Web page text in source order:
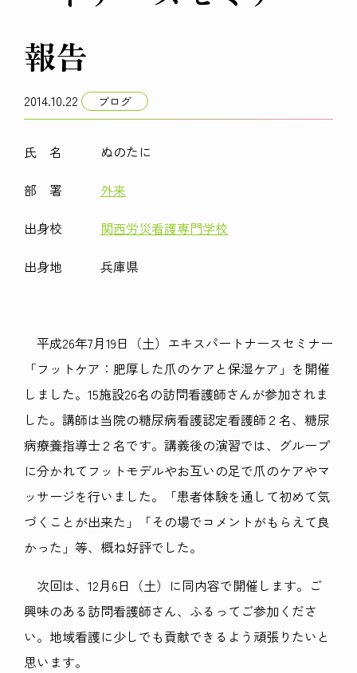
報告
2014.10.22 ブログ
氏 名 ぬのたに
部 署 外来
出身校 関西労災看護専門学校
出身地 兵庫県
平成26年7月19日（土）エキスパートナースセミナー
「フットケア：肥厚した爪のケアと保湿ケア」を開催
しました。15施設26名の訪問看護師さんが参加されま
した。講師は当院の糖尿病看護認定看護師２名、糖尿
病療養指導士２名です。講義後の演習では、グループ
に分かれてフットモデルやお互いの足で爪のケアやマ
ッサージを行いました。「患者体験を通して初めて気
づくことが出来た」「その場でコメントがもらえて良
かった」等、概ね好評でした。
次回は、12月6日（土）に同内容で開催します。ご
興味のある訪問看護師さん、ふるってご参加くださ
い。地域看護に少しでも貢献できるよう頑張りたいと
思います。